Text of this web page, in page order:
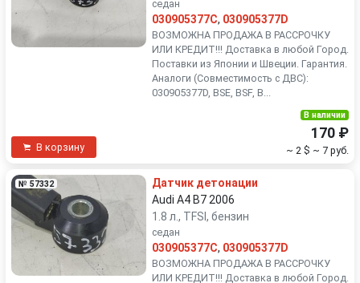
седан
030905377C, 030905377D
ВОЗМОЖНА ПРОДАЖА В РАССРОЧКУ
ИЛИ КРЕДИТ!!! Доставка в любой Город.
Поставки из Японии и Швеции. Гарантия.
Аналоги (Совместимость с ДВС):
030905377D, BSE, BSF, B...
В корзину
В наличии
170 ₽
~ 2 $ ~ 7 руб.
№ 57332
Датчик детонации
Audi A4 B7 2006
1.8 л., TFSI, бензин
седан
030905377C, 030905377D
ВОЗМОЖНА ПРОДАЖА В РАССРОЧКУ
ИЛИ КРЕДИТ!!! Доставка в любой Город.